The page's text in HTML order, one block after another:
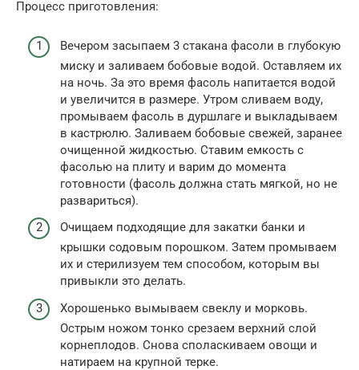
Процесс приготовления:
Вечером засыпаем 3 стакана фасоли в глубокую
миску и заливаем бобовые водой. Оставляем их
на ночь. За это время фасоль напитается водой
и увеличится в размере. Утром сливаем воду,
промываем фасоль в дуршлаге и выкладываем
в кастрюлю. Заливаем бобовые свежей, заранее
очищенной жидкостью. Ставим емкость с
фасолью на плиту и варим до момента
готовности (фасоль должна стать мягкой, но не
развариться).
Очищаем подходящие для закатки банки и
крышки содовым порошком. Затем промываем
их и стерилизуем тем способом, которым вы
привыкли это делать.
Хорошенько вымываем свеклу и морковь.
Острым ножом тонко срезаем верхний слой
корнеплодов. Снова споласкиваем овощи и
натираем на крупной терке.